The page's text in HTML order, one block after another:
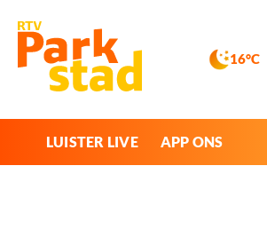
16°C
LUISTER LIVE APP ONS